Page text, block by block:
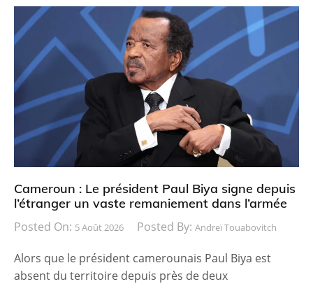
c
e
b
o
k
itt at
s
p
e
gr
a
m
t ta
g
er
Cameroun : Le président Paul Biya signe depuis
l’étranger un vaste remaniement dans l’armée
Posted On: 5 Août 2026 Posted By: Andreï Touabovitch
Alors que le président camerounais Paul Biya est
absent du territoire depuis près de deux